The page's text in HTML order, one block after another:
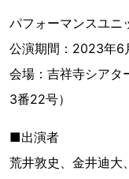
パフォーマンスユニ
公演期間：2023年
会場：吉祥寺シアタ
3番22号）
■出演者
荒井敦史、金井迪大